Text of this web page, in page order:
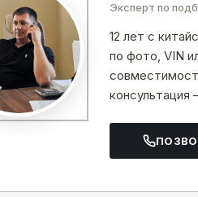
Эксперт по
12 лет с
по фото, VIN